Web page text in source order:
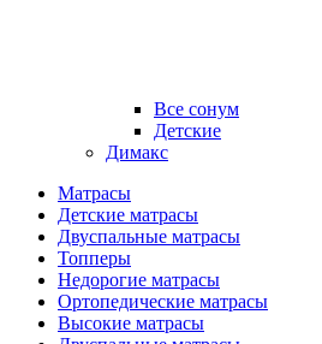
Все сонум
Детские
Димакс
Матрасы
Детские матрасы
Двуспальные матрасы
Топперы
Недорогие матрасы
Ортопедические матрасы
Высокие матрасы